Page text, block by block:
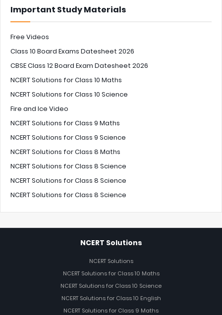
Important Study Materials
Free Videos
Class 10 Board Exams Datesheet 2026
CBSE Class 12 Board Exam Datesheet 2026
NCERT Solutions for Class 10 Maths
NCERT Solutions for Class 10 Science
Fire and Ice Video
NCERT Solutions for Class 9 Maths
NCERT Solutions for Class 9 Science
NCERT Solutions for Class 8 Maths
NCERT Solutions for Class 8 Science
NCERT Solutions for Class 8 Science
NCERT Solutions for Class 8 Science
NCERT Solutions
NCERT Solutions
NCERT Solutions for Class 10 Maths
NCERT Solutions for Class 10 Science
NCERT Solutions for Class 10 English
NCERT Solutions for Class 9 Maths